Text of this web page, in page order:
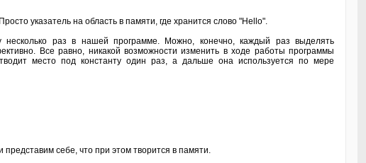
указатель на область в памяти, где хранится слово "Hello".
раз в нашей программе. Можно, конечно, каждый раз выделять
Все равно, никакой возможности изменить в ходе работы программы
место под константу один раз, а дальше она используется по мере
себе, что при этом творится в памяти.